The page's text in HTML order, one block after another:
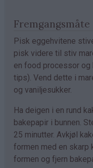
Fremgangsmåte
Pisk eggehvitene
pisk videre til stiv
en food processor og
tips). Vend dette i
og vaniljesukker.
Ha deigen i en rund
bakepapir i bunnen.
25 minutter. Avkjøl
formen med en skarp
formen og fjern